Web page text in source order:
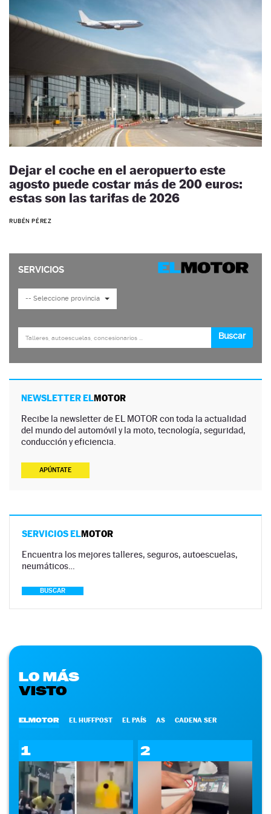
Dejar el coche en el aeropuerto este
agosto puede costar más de 200 euros:
estas son las tarifas de 2026
RUBÉN PÉREZ
NEWSLETTER ELMOTOR
Recibe la newsletter de EL MOTOR con toda la actualidad
del mundo del automóvil y la moto, tecnología, seguridad,
conducción y eficiencia.
APÚNTATE
SERVICIOS ELMOTOR
Encuentra los mejores talleres, seguros, autoescuelas,
neumáticos…
BUSCAR
LO MÁS
VISTO
ELMOTOR EL HUFFPOST EL PAÍS AS CADENA SER
1 2